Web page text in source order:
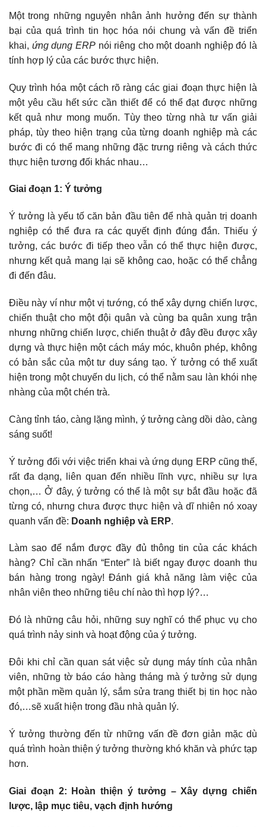
Một trong những nguyên nhân ảnh hưởng đến sự thành
bại của quá trình tin học hóa nói chung và vấn đề triển
khai, ứng dụng ERPnói riêng cho một doanh nghiệp đó là
tính hợp lý của các bước thực hiện.
Quy trình hóa một cách rõ ràng các giai đoạn thực hiện là
một yêu cầu hết sức cần thiết để có thể đạt được những
kết quả như mong muốn. Tùy theo từng nhà tư vấn giải
pháp, tùy theo hiện trạng của từng doanh nghiệp mà các
bước đi có thể mang những đặc trưng riêng và cách thức
thực hiện tương đối khác nhau…
Giai đoạn 1: Ý tưởng
Ý tưởng là yếu tố căn bản đầu tiên để nhà quản trị doanh
nghiệp có thể đưa ra các quyết định đúng đắn. Thiếu ý
tưởng, các bước đi tiếp theo vẫn có thể thực hiện được,
nhưng kết quả mang lại sẽ không cao, hoặc có thể chẳng
đi đến đâu.
Điều này ví như một vị tướng, có thể xây dựng chiến lược,
chiến thuật cho một đội quân và cùng ba quân xung trận
nhưng những chiến lược, chiến thuật ở đây đều được xây
dựng và thực hiện một cách máy móc, khuôn phép, không
có bản sắc của một tư duy sáng tạo. Ý tưởng có thể xuất
hiện trong một chuyến du lịch, có thể nằm sau làn khói nhẹ
nhàng của một chén trà.
Càng tỉnh táo, càng lặng mình, ý tưởng càng dồi dào, càng
sáng suốt!
Ý tưởng đối với việc triển khai và ứng dụng ERP cũng thế,
rất đa dạng, liên quan đến nhiều lĩnh vực, nhiều sự lựa
chọn,… Ở đây, ý tưởng có thể là một sự bắt đầu hoặc đã
từng có, nhưng chưa được thực hiện và dĩ nhiên nó xoay
quanh vấn đề: Doanh nghiệp và ERP.
Làm sao để nắm được đầy đủ thông tin của các khách
hàng? Chỉ cần nhấn “Enter” là biết ngay được doanh thu
bán hàng trong ngày! Đánh giá khả năng làm việc của
nhân viên theo những tiêu chí nào thì hợp lý?…
Đó là những câu hỏi, những suy nghĩ có thể phục vụ cho
quá trình nảy sinh và hoạt động của ý tưởng.
Đôi khi chỉ cần quan sát việc sử dụng máy tính của nhân
viên, những tờ báo cáo hàng tháng mà ý tưởng sử dụng
một phần mềm quản lý, sắm sửa trang thiết bị tin học nào
đó,…sẽ xuất hiện trong đầu nhà quản lý.
Ý tưởng thường đến từ những vấn đề đơn giản mặc dù
quá trình hoàn thiện ý tưởng thường khó khăn và phức tạp
hơn.
Giai đoạn 2: Hoàn thiện ý tưởng – Xây dựng chiến
lược, lập mục tiêu, vạch định hướng